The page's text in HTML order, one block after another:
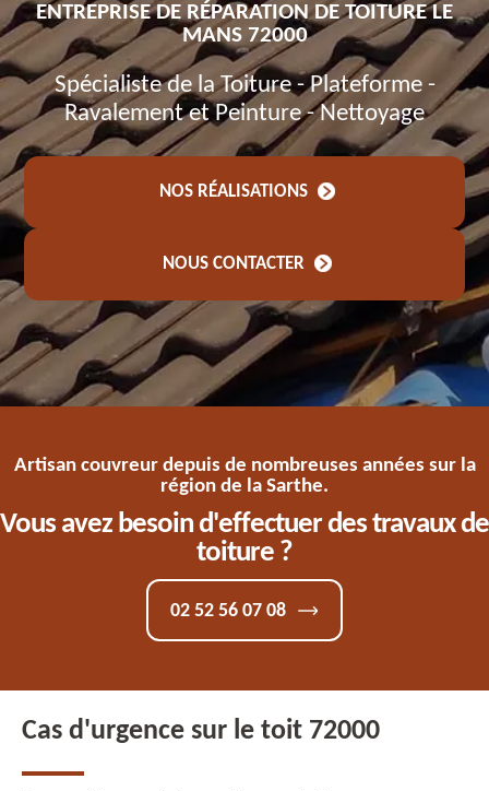
ENTREPRISE DE RÉPARATION DE TOITURE LE
MANS 72000
Spécialiste de la Toiture - Plateforme -
Ravalement et Peinture - Nettoyage
NOS RÉALISATIONS
NOUS CONTACTER
Artisan couvreur depuis de nombreuses années sur la
région de la Sarthe.
Vous avez besoin d'effectuer des travaux de
toiture ?
02 52 56 07 08
Cas d'urgence sur le toit 72000